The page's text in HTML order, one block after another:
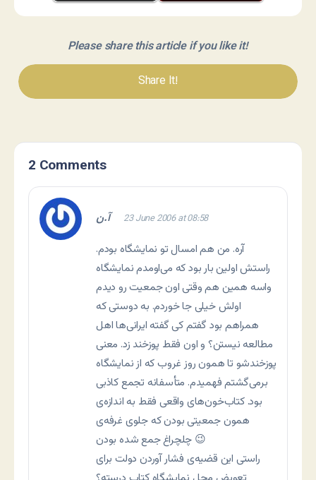
Please share this article if you like it!
Share It!
2 Comments
آ.ن 23 June 2006 at 08:58
آره. من هم امسال تو نمایشگاه بودم.
راستش اولین بار بود که می‌اومدم نمایشگاه
واسه همین هم وقتی اون جمعیت رو دیدم
اولش خیلی جا خوردم. به دوستی که
همراهم بود گفتم کی گفته ایرانی‌ها اهل
مطالعه نیستن؟ و اون فقط پوزخند زد. معنی
پوزخندشو تا همون روز غروب که از نمایشگاه
برمی‌گشتم فهمیدم. متأسفانه تجمع کاذبی
بود. کتاب‌خون‌های واقعی فقط به اندازه‌ی
همون جمعیتی بودن که جلوی غرفه‌ی
چلچراغ جمع شده بودن 😉
راستی این قضیه‌ی فشار آوردن دولت برای